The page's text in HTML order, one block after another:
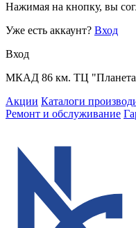
Нажимая на кнопку, вы
Уже есть аккаунт? Вход
Вход
МКАД 86 км. ТЦ "Планета
Акции Каталоги
Ремонт и обслуживание